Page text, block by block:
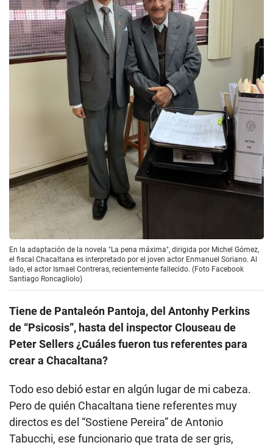
En la adaptación de la novela "La pena máxima", dirigida por Michel Gómez,
el fiscal Chacaltana es interpretado por el joven actor Enmanuel Soriano. Al
lado, el actor Ismael Contreras, recientemente fallecido. (Foto Facebook
Santiago Roncagliolo)
Tiene de Pantaleón Pantoja, del Antonhy Perkins
de “Psicosis”, hasta del inspector Clouseau de
Peter Sellers ¿Cuáles fueron tus referentes para
crear a Chacaltana?
Todo eso debió estar en algún lugar de mi cabeza.
Pero de quién Chacaltana tiene referentes muy
directos es del “Sostiene Pereira” de Antonio
Tabucchi, ese funcionario que trata de ser gris,